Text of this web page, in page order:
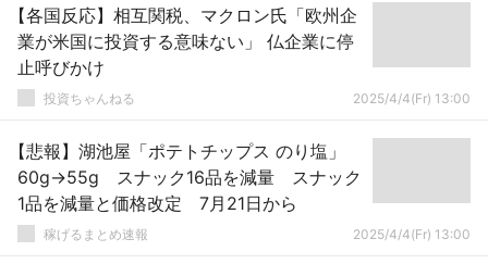
【各国反応】相互関税、マクロン氏「欧州企
業が米国に投資する意味ない」 仏企業に停
止呼びかけ
投資ちゃんねる 2025/4/4(Fr) 13:00
【悲報】湖池屋「ポテトチップス のり塩」
60g→55g スナック16品を減量 スナック
1品を減量と価格改定 7月21日から
稼げるまとめ速報 2025/4/4(Fr) 13:00